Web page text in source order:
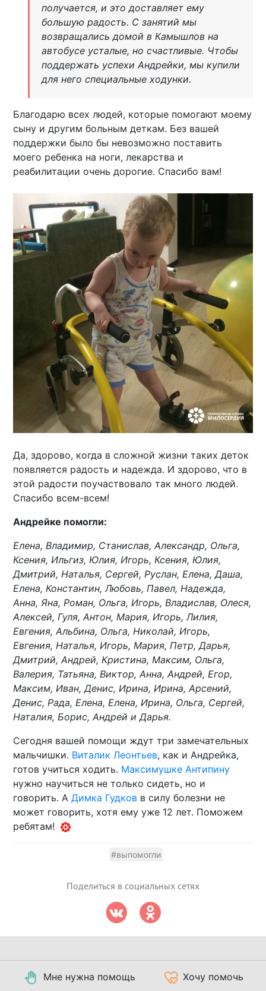
получается, и это доставляет ему
большую радость. С занятий мы
возвращались домой в Камышлов на
автобусе усталые, но счастливые. Чтобы
поддержать успехи Андрейки, мы купили
для него специальные ходунки.
Благодарю всех людей, которые помогают моему
сыну и другим больным деткам. Без вашей
поддержки было бы невозможно поставить
моего ребенка на ноги, лекарства и
реабилитации очень дорогие. Спасибо вам!
Да, здорово, когда в сложной жизни таких деток
появляется радость и надежда. И здорово, что в
этой радости поучаствовало так много людей.
Спасибо всем-всем!
Андрейке помогли:
Елена, Владимир, Станислав, Александр, Ольга,
Ксения, Ильгиз, Юлия, Игорь, Ксения, Юлия,
Дмитрий, Наталья, Сергей, Руслан, Елена, Даша,
Елена, Константин, Любовь, Павел, Надежда,
Анна, Яна, Роман, Ольга, Игорь, Владислав, Олеся,
Алексей, Гуля, Антон, Мария, Игорь, Лилия,
Евгения, Альбина, Ольга, Николай, Игорь,
Евгения, Наталья, Игорь, Мария, Петр, Дарья,
Дмитрий, Андрей, Кристина, Максим, Ольга,
Валерия, Татьяна, Виктор, Анна, Андрей, Егор,
Максим, Иван, Денис, Ирина, Ирина, Арсений,
Денис, Рада, Елена, Елена, Ирина, Ольга, Сергей,
Наталия, Борис, Андрей и Дарья.
Сегодня вашей помощи ждут три замечательных
мальчишки. Виталик Леонтьев, как и Андрейка,
готов учиться ходить. Максимушке Антипину
нужно научиться не только сидеть, но и
говорить. АДимка Гудков в силу болезни не
может говорить, хотя ему уже 12 лет. Поможем
ребятам!
#выпомогли
Поделиться в социальных сетях
Мне нужна помощь Хочу помочь